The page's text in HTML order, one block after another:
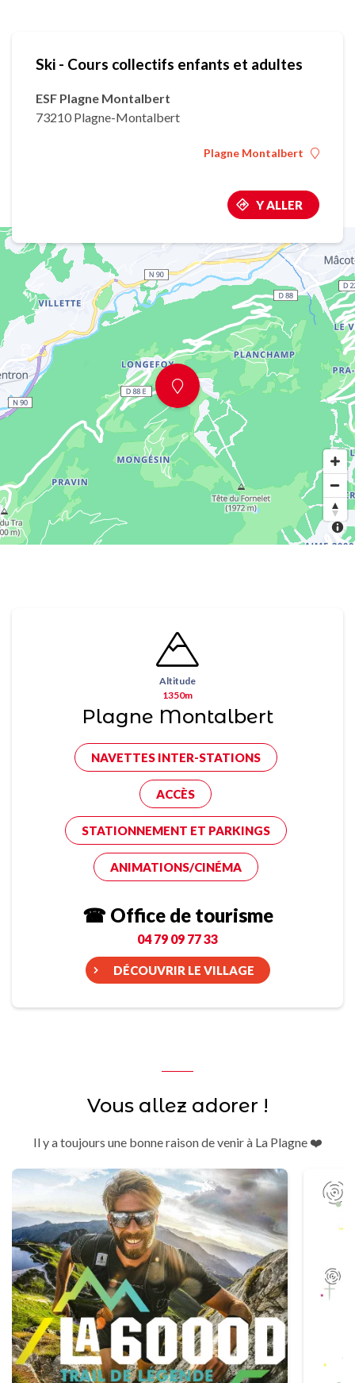
Ski - Cours collectifs enfants et adultes
ESF Plagne Montalbert
73210 Plagne-Montalbert
Plagne Montalbert
Y ALLER
Altitude
1350m
Plagne Montalbert
NAVETTES INTER-STATIONS
ACCÈS
STATIONNEMENT ET PARKINGS
ANIMATIONS/CINÉMA
☎ Office de tourisme
04 79 09 77 33
DÉCOUVRIR LE VILLAGE
Vous allez adorer !
Il y a toujours une bonne raison de venir à La Plagne ❤️